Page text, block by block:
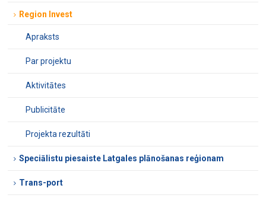
Region Invest
Apraksts
Par projektu
Aktivitātes
Publicitāte
Projekta rezultāti
Speciālistu piesaiste Latgales plānošanas reģionam
Trans-port